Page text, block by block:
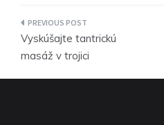
Navigace
pro
příspěvek
Vyskúšajte tantrickú
masáž v trojici